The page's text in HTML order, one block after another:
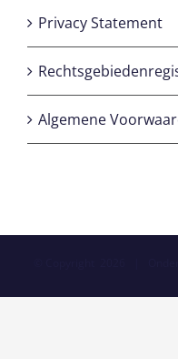
Privacy Statement
Algemene